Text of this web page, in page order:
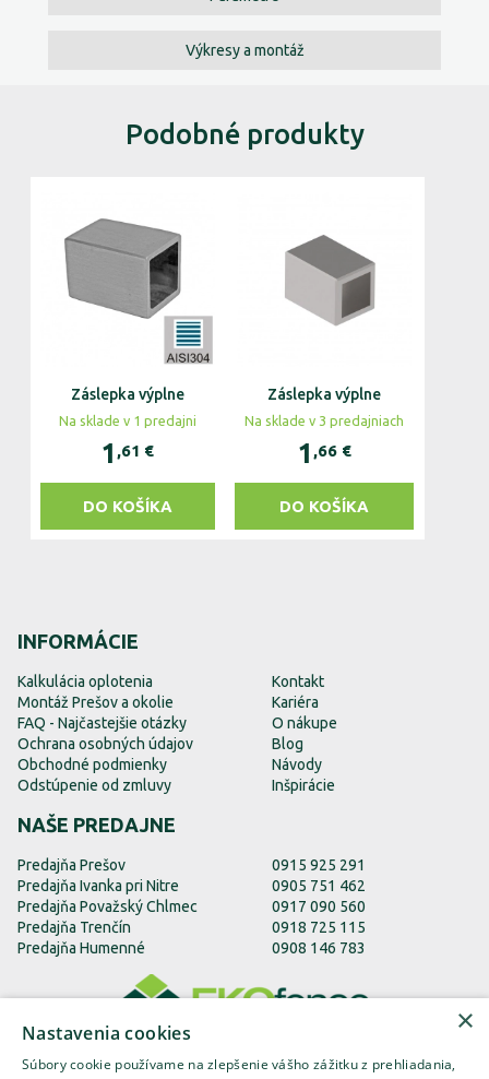
Výkresy a montáž
Podobné produkty
Záslepka výplne
Na sklade v 1 predajni
1 ,61 €
DO KOŠÍKA
Záslepka výplne
Na sklade v 3 predajniach
1 ,66 €
DO KOŠÍKA
INFORMÁCIE
Kalkulácia oplotenia
Montáž Prešov a okolie
FAQ - Najčastejšie otázky
Ochrana osobných údajov
Obchodné podmienky
Odstúpenie od zmluvy
Kontakt
Kariéra
O nákupe
Blog
Návody
Inšpirácie
NAŠE PREDAJNE
Predajňa Prešov
Predajňa Ivanka pri Nitre
Predajňa Považský Chlmec
Predajňa Trenčín
Predajňa Humenné
0915 925 291
0905 751 462
0917 090 560
0918 725 115
0908 146 783
×
Nastavenia cookies
Súbory cookie používame na zlepšenie vášho zážitku z prehliadania,